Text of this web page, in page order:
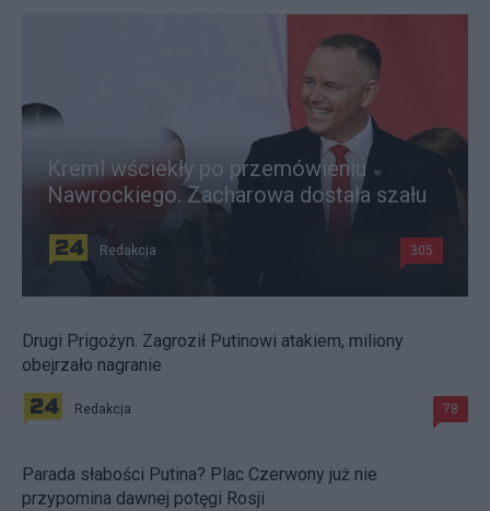
Kreml wściekły po przemówieniu
Nawrockiego. Zacharowa dostała szału
Redakcja 305
Drugi Prigożyn. Zagroził Putinowi atakiem, miliony
obejrzało nagranie
Redakcja 78
Parada słabości Putina? Plac Czerwony już nie
przypomina dawnej potęgi Rosji